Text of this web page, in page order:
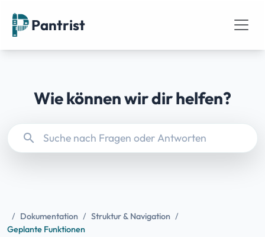
Pantrist
Wie können wir dir helfen?
search
/ Dokumentation / Struktur & Navigation /
Geplante Funktionen